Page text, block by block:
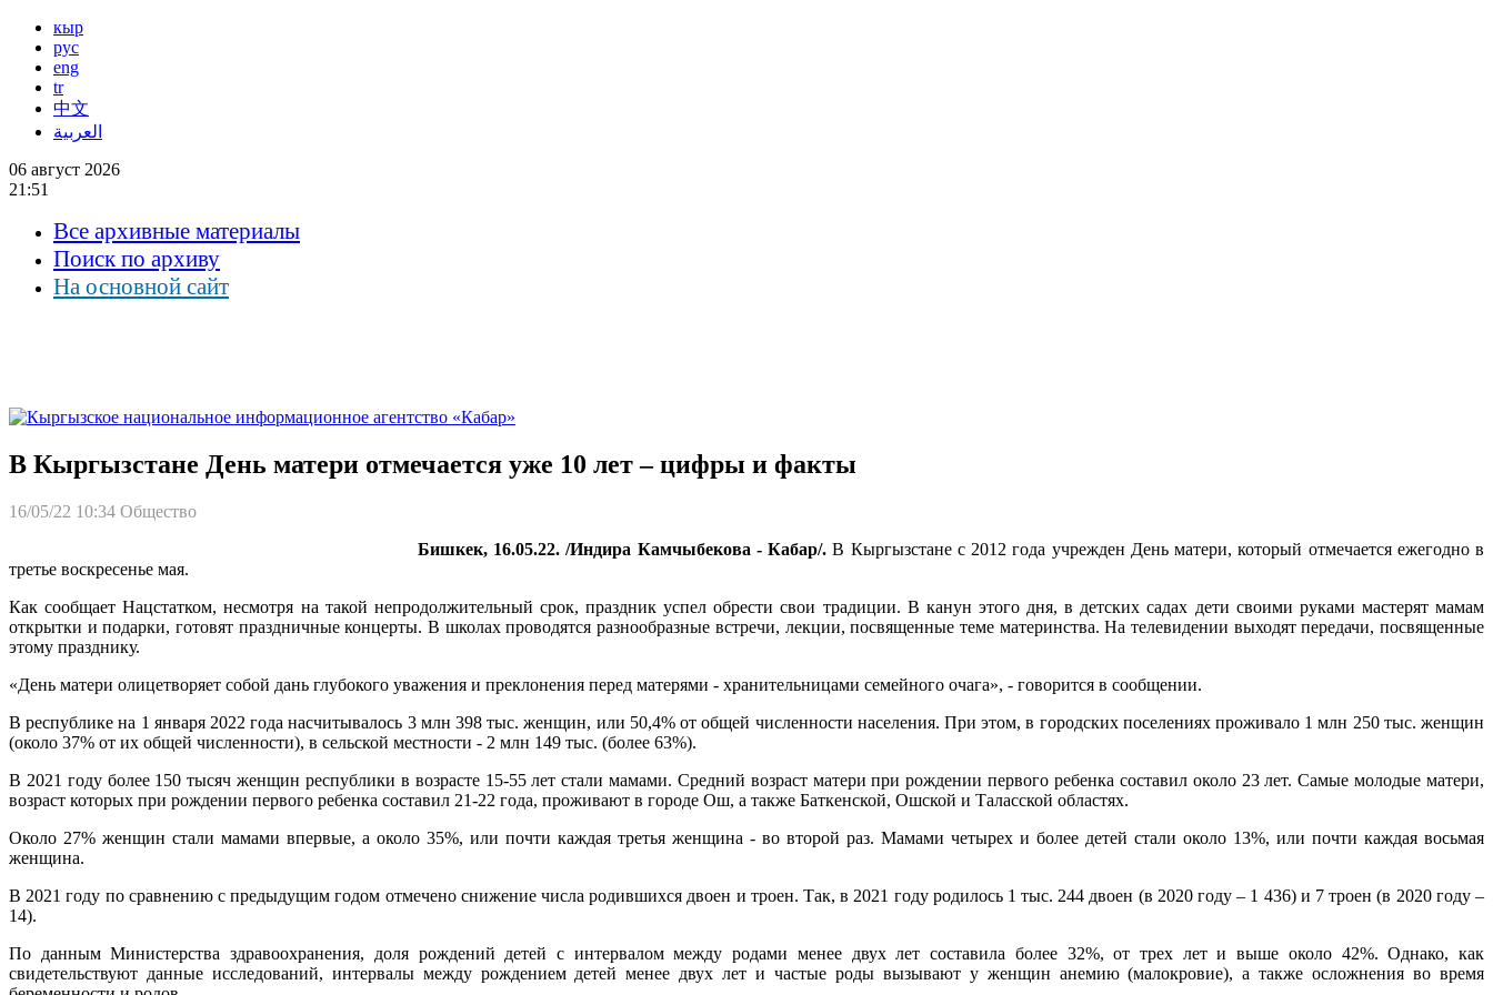
кыр
рус
eng
tr
中文
العربية
06 август 2026
21:51
Все архивные материалы
Поиск по архиву
На основной сайт
В Кыргызстане День матери отмечается уже 10 лет – цифры и факты
16/05/22 10:34 Общество
Бишкек, 16.05.22. /Индира Камчыбекова - Кабар/. В Кыргызстане с 2012 года учрежден День матери, который отмечается ежегодно в
третье воскресенье мая.
Как сообщает Нацстатком, несмотря на такой непродолжительный срок, праздник успел обрести свои традиции. В канун этого дня, в детских садах дети своими руками мастерят мамам
открытки и подарки, готовят праздничные концерты. В школах проводятся разнообразные встречи, лекции, посвященные теме материнства. На телевидении выходят передачи, посвященные
этому празднику.
«День матери олицетворяет собой дань глубокого уважения и преклонения перед матерями - хранительницами семейного очага», - говорится в сообщении.
В республике на 1 января 2022 года насчитывалось 3 млн 398 тыс. женщин, или 50,4% от общей численности населения. При этом, в городских поселениях проживало 1 млн 250 тыс. женщин
(около 37% от их общей численности), в сельской местности - 2 млн 149 тыс. (более 63%).
В 2021 году более 150 тысяч женщин республики в возрасте 15-55 лет стали мамами. Средний возраст матери при рождении первого ребенка составил около 23 лет. Самые молодые матери,
возраст которых при рождении первого ребенка составил 21-22 года, проживают в городе Ош, а также Баткенской, Ошской и Таласской областях.
Около 27% женщин стали мамами впервые, а около 35%, или почти каждая третья женщина - во второй раз. Мамами четырех и более детей стали около 13%, или почти каждая восьмая
женщина.
В 2021 году по сравнению с предыдущим годом отмечено снижение числа родившихся двоен и троен. Так, в 2021 году родилось 1 тыс. 244 двоен (в 2020 году – 1 436) и 7 троен (в 2020 году –
14).
По данным Министерства здравоохранения, доля рождений детей с интервалом между родами менее двух лет составила более 32%, от трех лет и выше около 42%. Однако, как
свидетельствуют данные исследований, интервалы между рождением детей менее двух лет и частые роды вызывают у женщин анемию (малокровие), а также осложнения во время